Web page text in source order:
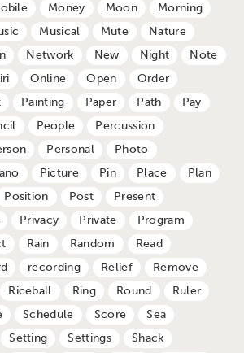
Money Moon
Morning
Musical Mute
Nature
Network New Night
Note
Online Open
Order
Painting Paper Path
Pay
People
Percussion
Personal
Photo
Picture Pin Place
Plan
Position Post
Present
Privacy Private
Program
Rain Random
Read
recording Relief
Remove
Riceball Ring Round
Ruler
Schedule Score
Sea
Setting Settings
Shack